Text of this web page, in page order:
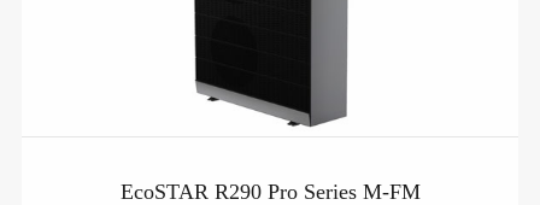
EcoSTAR R290 Pro Series M-FM